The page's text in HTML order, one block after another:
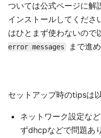
ついては公式ページに解
インストールしてくだ
はひとまず使わないので
error messages
まで進
セットアップ時のtipsは
ネットワーク設定な
ずdhcpなどで問題あ